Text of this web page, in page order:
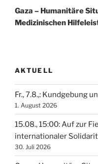
Beitrag
Gaza – Humanitäre
Medizinischen
AKTUELL
Fr., 7.8.,: Kundgebung
1. August 2026
15.08., 15:00: Auf zur
internationaler
30. Juli 2026